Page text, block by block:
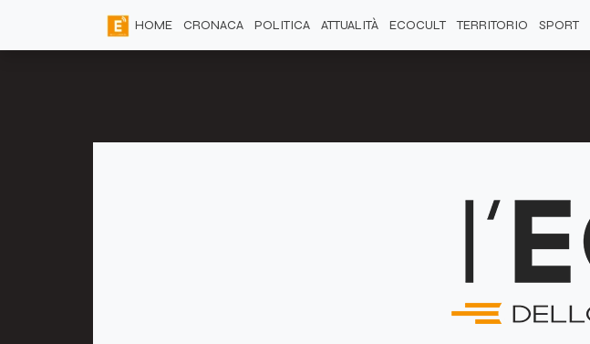
HOME CRONACA POLITICA ATTUALITÀ ECOCULT TERRITORIO SPORT